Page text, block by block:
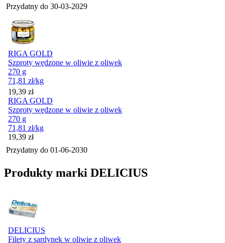
Przydatny do 30-03-2029
RIGA GOLD
Szproty wędzone w oliwie z oliwek
270 g
71,81 zł/kg
Cena
19,39 zł
RIGA GOLD
Szproty wędzone w oliwie z oliwek
270 g
71,81 zł/kg
Cena
19,39 zł
Przydatny do 01-06-2030
Produkty marki DELICIUS
DELICIUS
Filety z sardynek w oliwie z oliwek